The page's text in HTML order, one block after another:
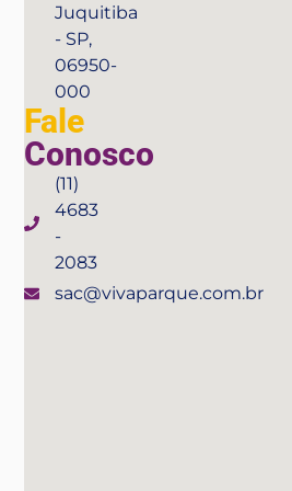
Juquitiba
- SP,
06950-
000
Fale
Conosco
(11)
4683
-
2083
sac@vivaparque.com.br